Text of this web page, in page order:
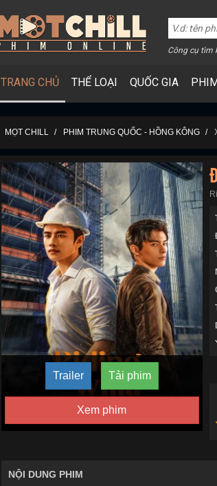
Công cụ tìm
TRANG CHỦ THỂ LOẠI QUỐC GIA
MỌT CHILL PHIM TRUNG QUỐC - HỒNG KÔNG
Trailer Tải phim
Xem phim
NỘI DUNG PHIM